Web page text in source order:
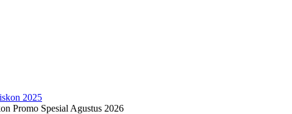
Promo Spesial Agustus 2026